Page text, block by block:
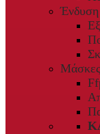
Ένδυση
Μάσκες